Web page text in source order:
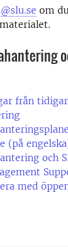
om
från
(på
och
med